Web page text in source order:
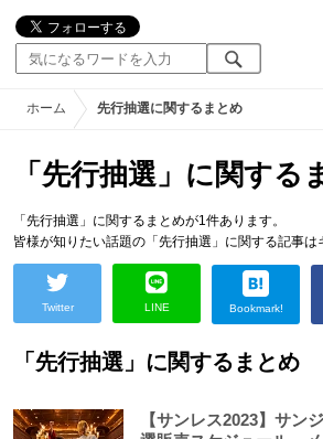
ホーム 先行抽選に関するまとめ
「先行抽選」に関する
「先行抽選」に関するまとめが1件あります。
皆様が知りたい話題の「先行抽選」に関する記事は
Twitter LINE Bookmark!
「先行抽選」に関するまとめ
【サンレス2023】サン